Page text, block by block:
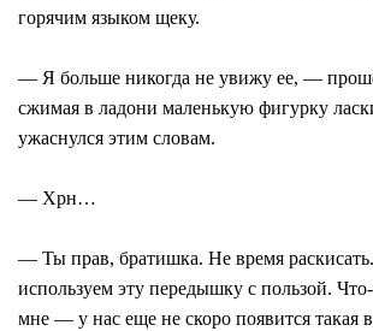
горячим языком щеку.
― Я больше никогда не увижу ее, ―
сжимая в ладони маленькую фигурку
ужаснулся этим словам.
― Хрн…
― Ты прав, братишка. Не время
используем эту передышку с пользой.
мне ― у нас еще не скоро появится такая